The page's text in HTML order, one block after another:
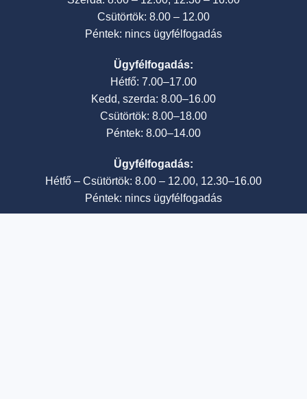
Csütörtök: 8.00 – 12.00
Péntek: nincs ügyfélfogadás
Ügyfélfogadás:
Hétfő: 7.00–17.00
Kedd, szerda: 8.00–16.00
Csütörtök: 8.00–18.00
Péntek: 8.00–14.00
Ügyfélfogadás:
Hétfő – Csütörtök: 8.00 – 12.00, 12.30–16.00
Péntek: nincs ügyfélfogadás